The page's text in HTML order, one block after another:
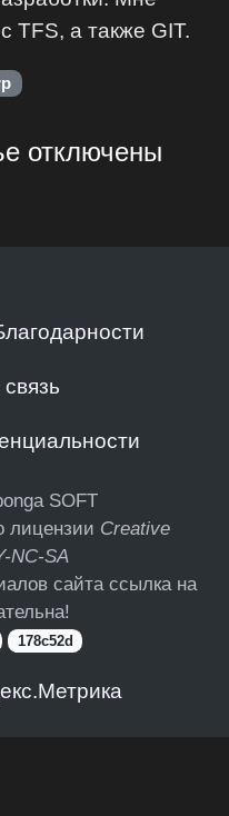
TFS, а также GIT.
отключены
SOFT
лицензии Creative
NC-SA
сайта ссылка на
178c52d